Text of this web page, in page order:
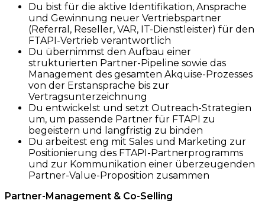
Du bist für die aktive Identifikation, Ansprache
und Gewinnung neuer Vertriebspartner
(Referral, Reseller, VAR, IT-Dienstleister) für den
FTAPI-Vertrieb verantwortlich
Du übernimmst den Aufbau einer
strukturierten Partner-Pipeline sowie das
Management des gesamten Akquise-Prozesses
von der Erstansprache bis zur
Vertragsunterzeichnung
Du entwickelst und setzt Outreach-Strategien
um, um passende Partner für FTAPI zu
begeistern und langfristig zu binden
Du arbeitest eng mit Sales und Marketing zur
Positionierung des FTAPI-Partnerprogramms
und zur Kommunikation einer überzeugenden
Partner-Value-Proposition zusammen
Partner-Management & Co-Selling